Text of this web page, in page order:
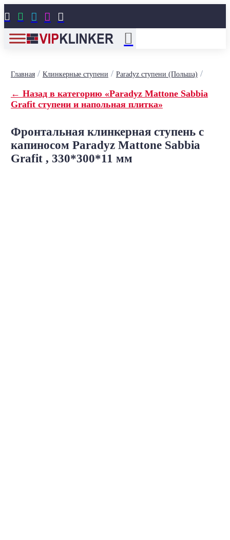
    
Главная/ Клинкерные ступени / Paradyz ступени (Польша) /
← Назад в категорию «Paradyz Mattone Sabbia
Grafit ступени и напольная плитка»
Фронтальная клинкерная ступень с
капиносом Paradyz Mattone Sabbia
Grafit , 330*300*11 мм